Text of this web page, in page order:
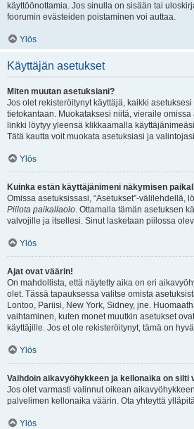
käyttöönottamia. Jos sinulla on sisään tai
foorumin evästeiden poistaminen voi auttaa.
Ylös
Käyttäjän asetukset
Miten muutan asetuksiani?
Jos olet rekisteröitynyt käyttäjä, kaikki
tietokantaan. Muokataksesi niitä, vieraile
linkki löytyy yleensä klikkaamalla
Tätä kautta voit muokata asetuksiasi ja
Ylös
Kuinka estän käyttäjänimeni näkymisen
Omissa asetuksissasi, “Asetukset”-välilehdellä,
Piilota paikallaolo. Ottamalla tämän asetuksen
valvojille ja itsellesi. Sinut lasketaan piilossa
Ylös
Ajat ovat väärin!
On mahdollista, että näytetty aika on eri
olet. Tässä tapauksessa valitse omista
Lontoo, Pariisi, New York, Sidney, jne.
vaihtaminen, kuten monet muutkin asetukset
käyttäjille. Jos et ole rekisteröitynyt, tämä on
Ylös
Vaihdoin aikavyöhykkeen ja kellonaika on silti
Jos olet varmasti valinnut oikean
palvelimen kellonaika väärin. Ota yhteyttä
Ylös